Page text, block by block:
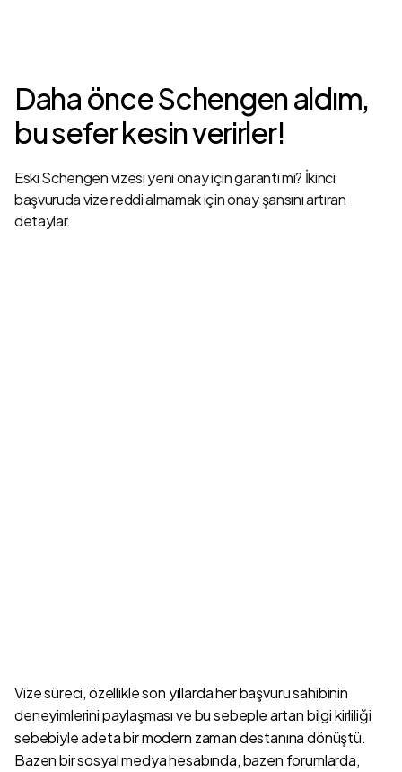
Daha önce Schengen aldım,
bu sefer kesin verirler!
Eski Schengen vizesi yeni onay için garanti mi? İkinci
başvuruda vize reddi almamak için onay şansını artıran
detaylar.
Vize süreci, özellikle son yıllarda her başvuru sahibinin
deneyimlerini paylaşması ve bu sebeple artan bilgi kirliliği
sebebiyle adeta bir modern zaman destanına dönüştü.
Bazen bir sosyal medya hesabında, bazen forumlarda,